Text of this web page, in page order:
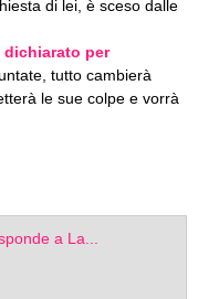
di lei, è sceso dalle
dichiarato per
tutto cambierà
le sue colpe e vorrà
a La...